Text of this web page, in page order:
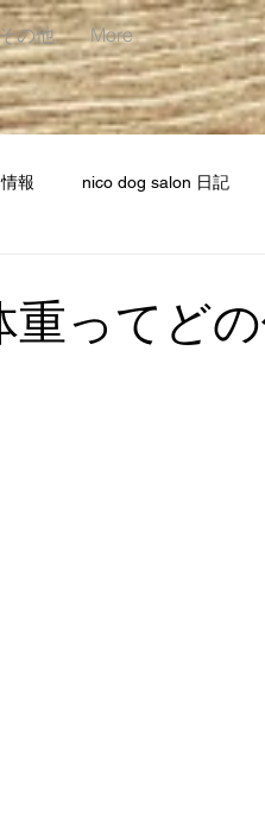
の他 More
報 nico dog salon 日記
重ってど